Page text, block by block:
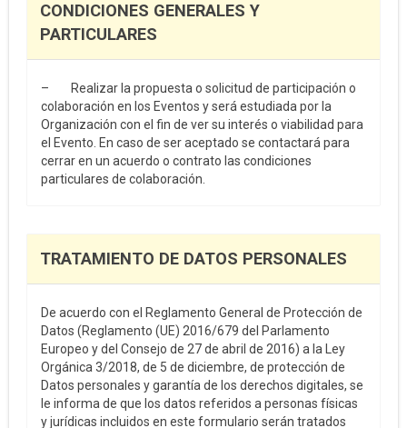
CONDICIONES GENERALES Y
PARTICULARES
– Realizar la propuesta o solicitud de participación o
colaboración en los Eventos y será estudiada por la
Organización con el fin de ver su interés o viabilidad para
el Evento. En caso de ser aceptado se contactará para
cerrar en un acuerdo o contrato las condiciones
particulares de colaboración.
TRATAMIENTO DE DATOS PERSONALES
De acuerdo con el Reglamento General de Protección de
Datos (Reglamento (UE) 2016/679 del Parlamento
Europeo y del Consejo de 27 de abril de 2016) a la Ley
Orgánica 3/2018, de 5 de diciembre, de protección de
Datos personales y garantía de los derechos digitales, se
le informa de que los datos referidos a personas físicas
y jurídicas incluidos en este formulario serán tratados